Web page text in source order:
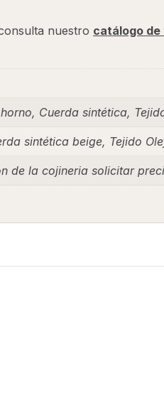
nuestro catálogo de
Cuerda sintética,
sintética beige, Tejido
de la cojineria solicitar